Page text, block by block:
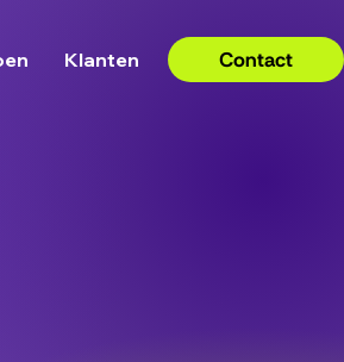
Klanten Contact